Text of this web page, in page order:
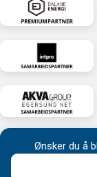
Ønsker du å